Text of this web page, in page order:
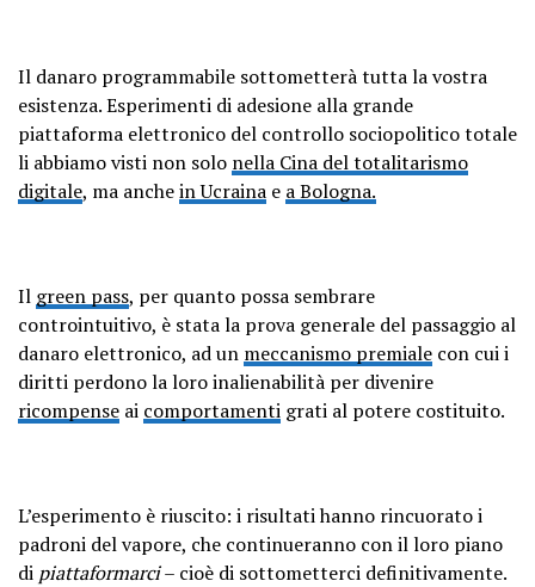
Il danaro programmabile sottometterà tutta la vostra
esistenza. Esperimenti di adesione alla grande
piattaforma elettronico del controllo sociopolitico totale
li abbiamo visti non solo nella Cina del totalitarismo
digitale, ma anchein Ucraina e a Bologna.
Il green pass, per quanto possa sembrare
controintuitivo, è stata la prova generale del passaggio al
danaro elettronico, ad un meccanismo premiale con cui i
diritti perdono la loro inalienabilità per divenire
ricompense ai comportamenti grati al potere costituito.
L’esperimento è riuscito: i risultati hanno rincuorato i
padroni del vapore, che continueranno con il loro piano
di piattaformarci– cioè di sottometterci definitivamente.